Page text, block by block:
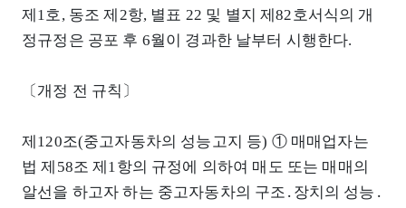
제1호, 동조 제2항, 별표 22 및 별지 제82호서식의 개
정규정은 공포 후 6월이 경과한 날부터 시행한다.
〔개정 전 규칙〕
제120조(중고자동차의 성능고지 등) ① 매매업자는
법 제58조 제1항의 규정에 의하여 매도 또는 매매의
알선을 하고자 하는 중고자동차의 구조․장치의 성능․